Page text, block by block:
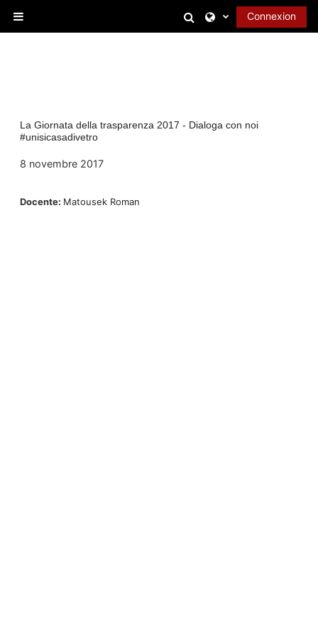
Activer/désactiver
Connexion
La Giornata della trasparenza 2017 - Dialoga con noi
#unisicasadivetro
8 novembre 2017
Docente: Matousek Roman